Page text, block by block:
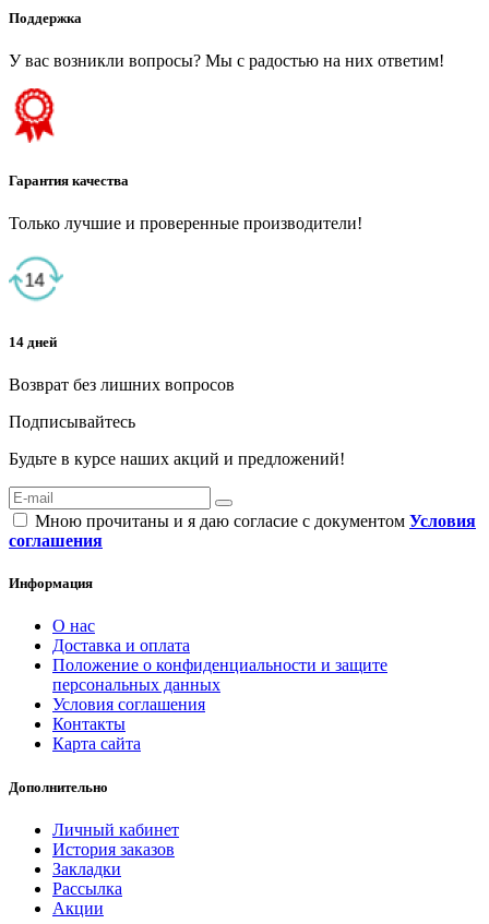
Поддержка
У вас возникли вопросы? Мы с радостью на них ответим!
Гарантия качества
Только лучшие и проверенные производители!
14 дней
Возврат без лишних вопросов
Подписывайтесь
Будьте в курсе наших акций и предложений!
Мною прочитаны и я даю согласие с документом Условия
соглашения
Информация
О нас
Доставка и оплата
Положение о конфиденциальности и защите
персональных данных
Условия соглашения
Контакты
Карта сайта
Дополнительно
Личный кабинет
История заказов
Закладки
Рассылка
Акции